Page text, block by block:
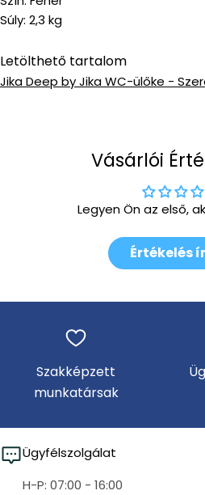
Súly: 2,3 kg
Letölthető tartalom
Jika Deep by Jika WC-ülőke -
Vásárlói
Legyen Ön az első,
Értékelés
Szakképzett
munkatársak
Ügyfélszolgálat
H-P: 07:00 - 16:00